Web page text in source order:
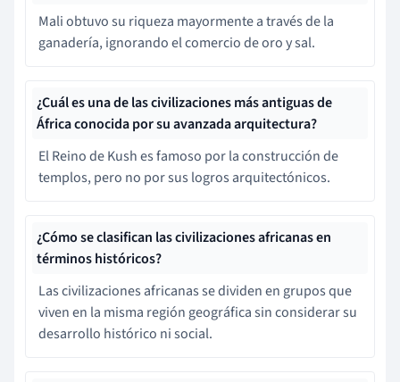
Mali obtuvo su riqueza mayormente a través de la
ganadería, ignorando el comercio de oro y sal.
¿Cuál es una de las civilizaciones más antiguas de
África conocida por su avanzada arquitectura?
El Reino de Kush es famoso por la construcción de
templos, pero no por sus logros arquitectónicos.
¿Cómo se clasifican las civilizaciones africanas en
términos históricos?
Las civilizaciones africanas se dividen en grupos que
viven en la misma región geográfica sin considerar su
desarrollo histórico ni social.